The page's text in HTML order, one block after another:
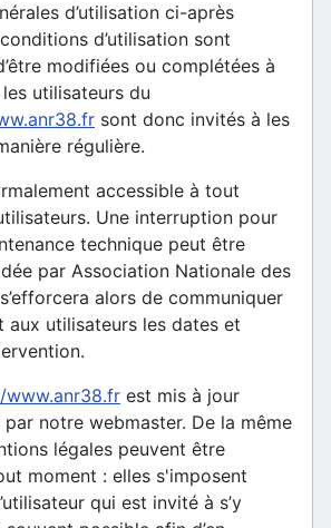
d’utilisation ci-après
d’utilisation sont
modifiées ou complétées à
utilisateurs du
sont donc invités à les
régulière.
accessible à tout
Une interruption pour
technique peut être
par Association Nationale des
alors de communiquer
aux utilisateurs les dates et
www.anr38.fr est mis à jour
notre webmaster. De la même
légales peuvent être
moment : elles s'imposent
qui est invité à s’y